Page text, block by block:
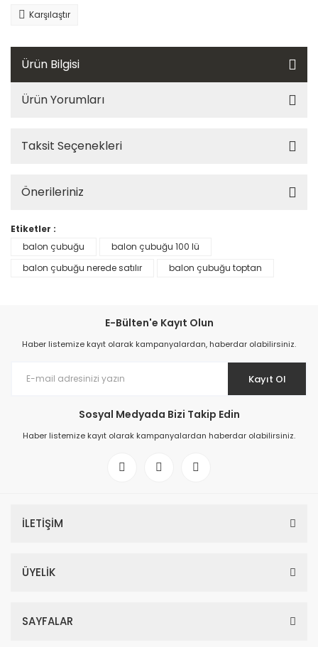
Karşılaştır
Ürün Bilgisi
Ürün Yorumları
Taksit Seçenekleri
Önerileriniz
Etiketler :
balon çubuğu
balon çubuğu 100 lü
balon çubuğu nerede satılır
balon çubuğu toptan
E-Bülten'e Kayıt Olun
Haber listemize kayıt olarak kampanyalardan, haberdar olabilirsiniz.
Kayıt Ol
Sosyal Medyada Bizi Takip Edin
Haber listemize kayıt olarak kampanyalardan haberdar olabilirsiniz.
İLETİŞİM
ÜYELİK
SAYFALAR